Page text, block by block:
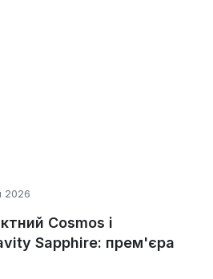
2026
Cosmos і
Sapphire: прем'єра